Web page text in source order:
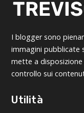
I blogger sono
immagini pubblicate
mette a
controllo sui
Utilità